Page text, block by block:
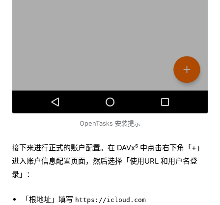
OpenTasks 安装提示
接下来进行正式的账户配置。在 DAVx⁵ 中点击右下角「+」
进入账户信息配置页面，然后选择「使用URL 和用户名登
录」：
「根地址」填写 https://icloud.com